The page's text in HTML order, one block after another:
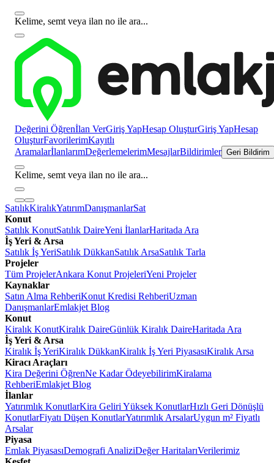
Kelime, semt veya ilan no ile ara...
Değerini Öğrenİlan VerGiriş YapHesap OluşturGiriş YapHesap
OluşturFavorilerimKayıtlı
AramalarİlanlarımDeğerlemelerimMesajlarBildirimler Geri Bildirim
Kelime, semt veya ilan no ile ara...
SatılıkKiralıkYatırımDanışmanlarSat
Konut
Satılık KonutSatılık DaireYeni İlanlarHaritada Ara
İş Yeri & Arsa
Satılık İş YeriSatılık DükkanSatılık ArsaSatılık Tarla
Projeler
Tüm ProjelerAnkara Konut ProjeleriYeni Projeler
Kaynaklar
Satın Alma RehberiKonut Kredisi RehberiUzman
DanışmanlarEmlakjet Blog
Konut
Kiralık KonutKiralık DaireGünlük Kiralık DaireHaritada Ara
İş Yeri & Arsa
Kiralık İş YeriKiralık DükkanKiralık İş Yeri PiyasasıKiralık Arsa
Kiracı Araçları
Kira Değerini ÖğrenNe Kadar ÖdeyebilirimKiralama
RehberiEmlakjet Blog
İlanlar
Yatırımlık KonutlarKira Geliri Yüksek KonutlarHızlı Geri Dönüşlü
KonutlarFiyatı Düşen KonutlarYatırımlık ArsalarUygun m² Fiyatlı
Arsalar
Piyasa
Emlak PiyasasıDemografi AnaliziDeğer HaritalarıVerilerimiz